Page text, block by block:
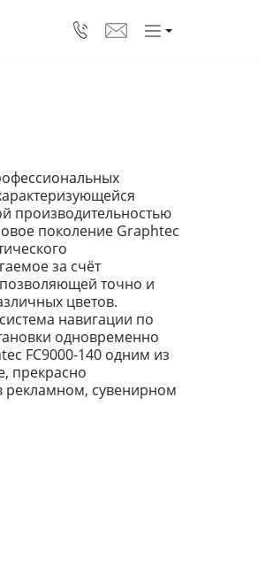
производительностью
поколение Graphtec
за счёт
точно и
цветов.
навигации по
одновременно
FC9000-140 одним из
прекрасно
сувенирном